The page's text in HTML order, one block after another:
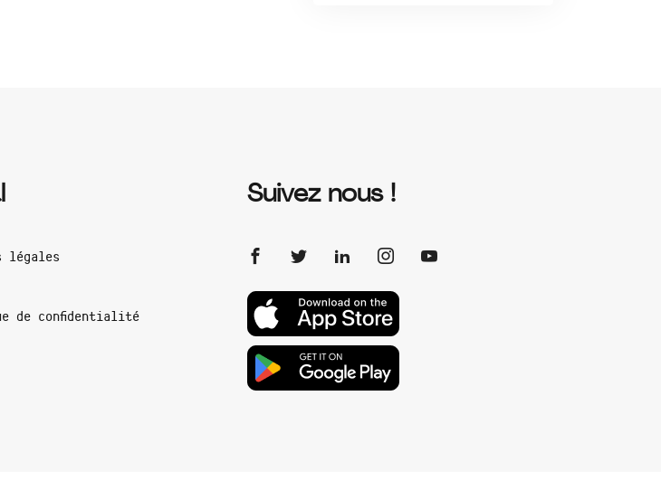
légales
de confidentialité
Suivez nous !